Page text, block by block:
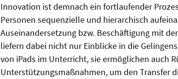
Innovation ist demnach ein fortlaufender
Personen sequenzielle und hierarchisch
Auseinandersetzung bzw. Beschäftigung mit
liefern dabei nicht nur Einblicke in die
von iPads im Unterricht, sie ermöglichen auch
Unterstützungsmaßnahmen, um den Transfer